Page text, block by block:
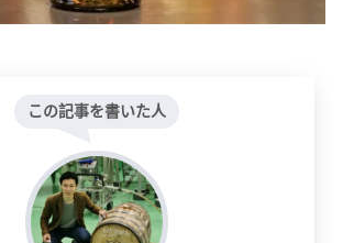
この記事を書いた人